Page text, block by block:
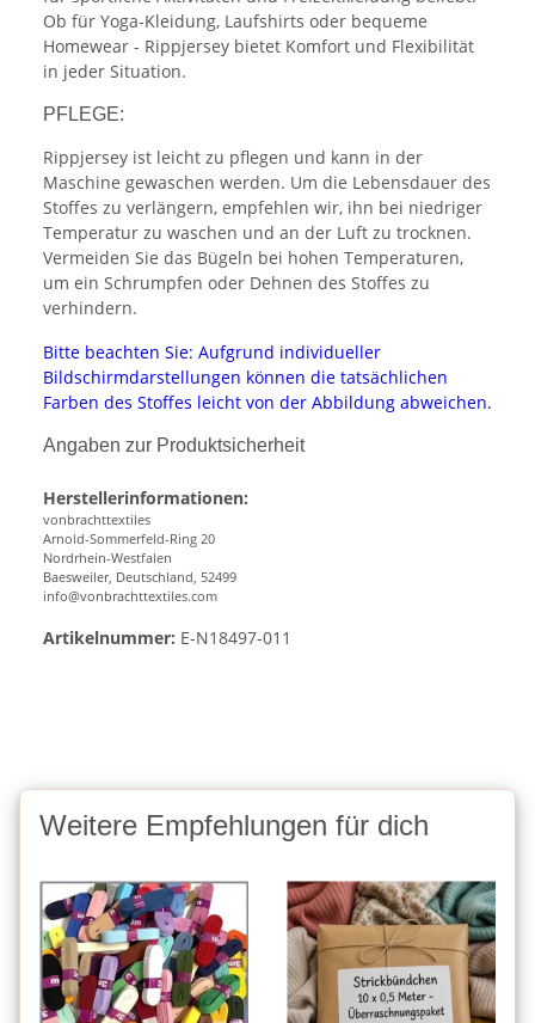
Ob für Yoga-Kleidung, Laufshirts oder bequeme
Homewear - Rippjersey bietet Komfort und Flexibilität
in jeder Situation.
PFLEGE:
Rippjersey ist leicht zu pflegen und kann in der
Maschine gewaschen werden. Um die Lebensdauer des
Stoffes zu verlängern, empfehlen wir, ihn bei niedriger
Temperatur zu waschen und an der Luft zu trocknen.
Vermeiden Sie das Bügeln bei hohen Temperaturen,
um ein Schrumpfen oder Dehnen des Stoffes zu
verhindern.
Bitte beachten Sie: Aufgrund individueller
Bildschirmdarstellungen können die tatsächlichen
Farben des Stoffes leicht von der Abbildung abweichen.
Angaben zur Produktsicherheit
Herstellerinformationen:
vonbrachttextiles
Arnold-Sommerfeld-Ring 20
Nordrhein-Westfalen
Baesweiler, Deutschland, 52499
info@vonbrachttextiles.com
Artikelnummer: E-N18497-011
Weitere Empfehlungen für dich